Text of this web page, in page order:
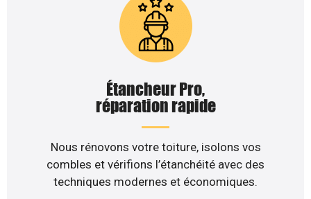
Étancheur Pro,
réparation rapide
Nous rénovons votre toiture, isolons vos
combles et vérifions l’étanchéité avec des
techniques modernes et économiques.